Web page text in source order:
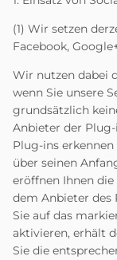
(1) Wir setzen
Facebook,
Wir nutzen dabei
wenn Sie unsere
grundsätzlich
Anbieter der
Plug-ins
über seinen
eröffnen Ihnen
dem Anbieter des
Sie auf das
aktivieren, erhält
Sie die